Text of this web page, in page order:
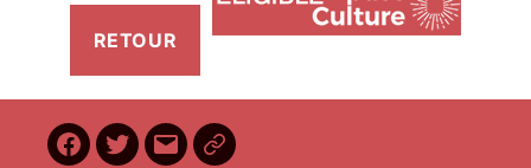
Facebook
Twitter
E- BilletReduc